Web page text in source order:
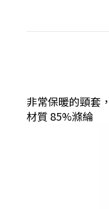
非常保暖的頸套
材質 85%滌綸